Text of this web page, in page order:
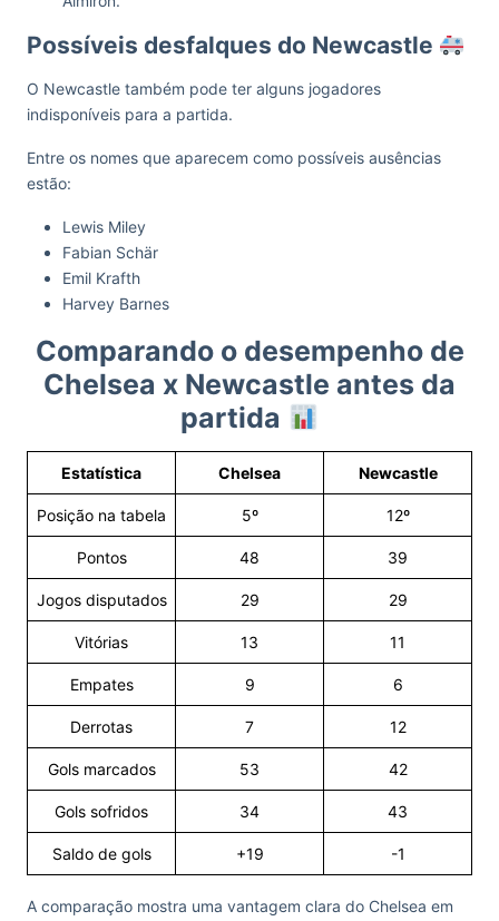
Possíveis desfalques do Newcastle
O Newcastle também pode ter alguns jogadores
indisponíveis para a partida.
Entre os nomes que aparecem como possíveis ausências
estão:
Lewis Miley
Fabian Schär
Emil Krafth
Harvey Barnes
Comparando o desempenho de
Chelsea x Newcastle antes da
partida
Estatística Chelsea Newcastle
Posição na tabela 5º 12º
Pontos 48 39
Jogos disputados 29 29
Vitórias 13 11
Empates 9 6
Derrotas 7 12
Gols marcados 53 42
Gols sofridos 34 43
Saldo de gols +19 -1
A comparação mostra uma vantagem clara do Chelsea em